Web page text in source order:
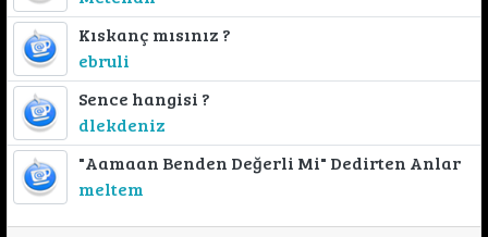
Kıskanç mısınız ?
ebruli
Sence hangisi ?
dlekdeniz
"Aamaan Benden Değerli Mi" Dedirten Anlar
meltem